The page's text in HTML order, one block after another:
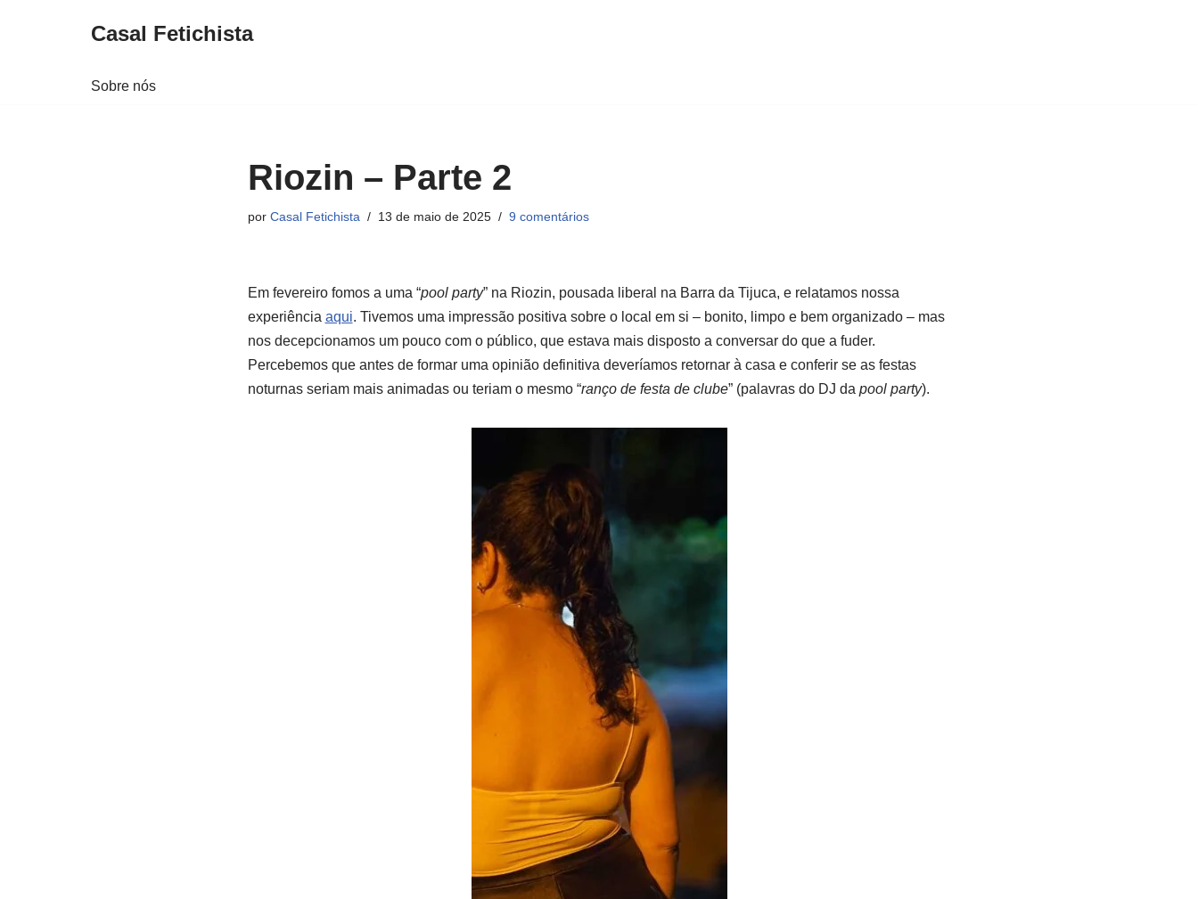
Casal Fetichista
Sobre nós
Riozin – Parte 2
por Casal Fetichista 13 de maio de 2025 9 comentários
Em fevereiro fomos a uma “pool party” na Riozin, pousada liberal na Barra da Tijuca, e relatamos nossa
experiência aqui. Tivemos uma impressão positiva sobre o local em si – bonito, limpo e bem organizado – mas
nos decepcionamos um pouco com o público, que estava mais disposto a conversar do que a fuder.
Percebemos que antes de formar uma opinião definitiva deveríamos retornar à casa e conferir se as festas
noturnas seriam mais animadas ou teriam o mesmo “ranço de festa de clube” (palavras do DJ da pool party).